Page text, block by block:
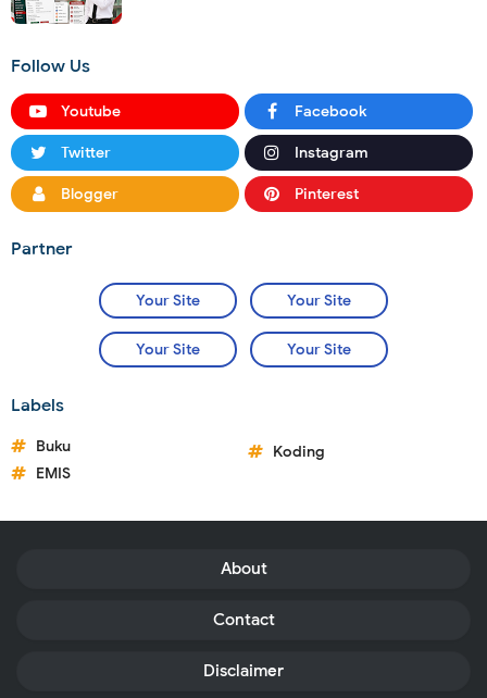
Follow Us
Youtube Facebook
Twitter Instagram
Blogger Pinterest
Partner
Your Site Your Site
Your Site Your Site
Labels
Buku
EMIS
Koding
About
Contact
Disclaimer